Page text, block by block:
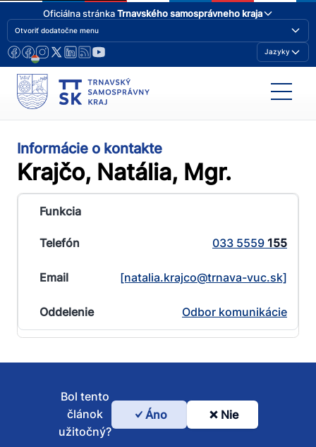
Oficiálna stránkaTrnavského samosprávneho kraja
Otvoriť dodatočne menu
Jazyky
Informácie o kontakte
Krajčo, Natália, Mgr.
033 5559 155
[natalia.krajco@​trnava-vuc.sk]
Odbor komunikácie
Bol
Bol tento
článok
užitočný?
Áno Nie